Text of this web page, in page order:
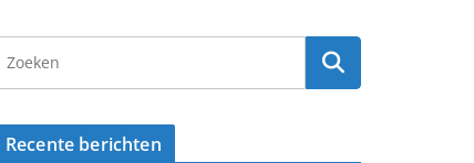
Recente berichten